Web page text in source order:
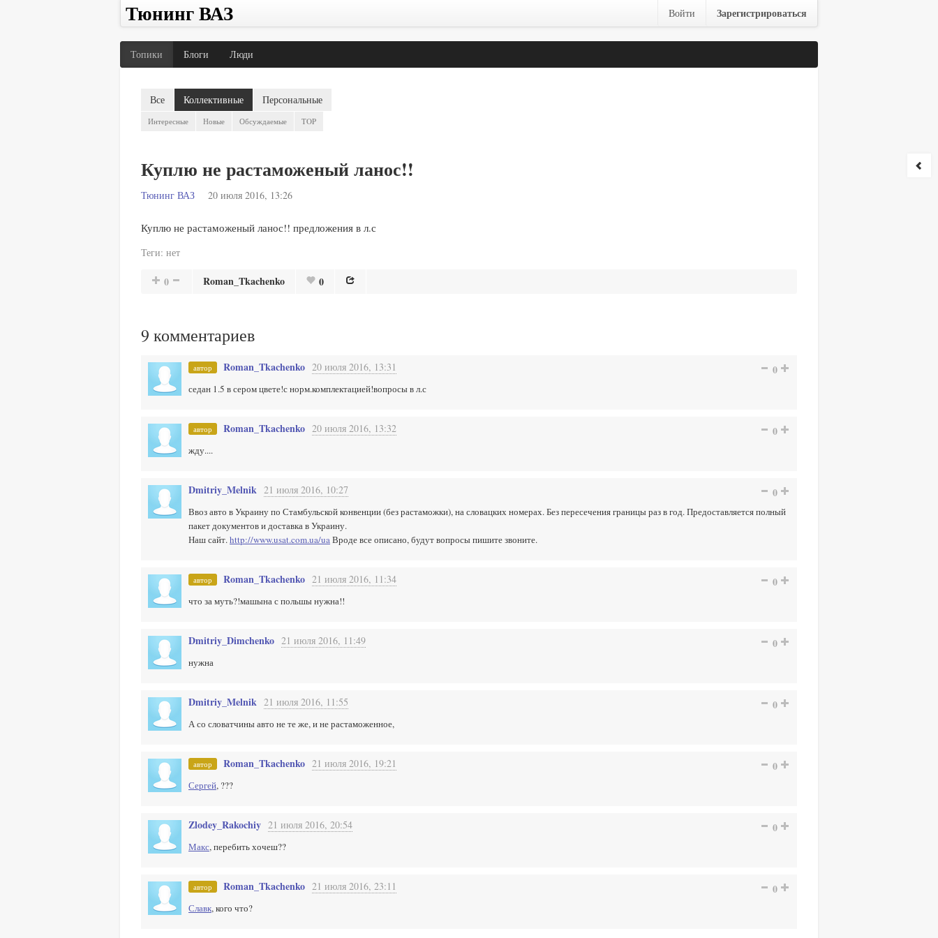
Тюнинг ВАЗ Войти Зарегистрироваться
Топики Блоги Люди
Все Коллективные Персональные
Интересные Новые Обсуждаемые TOP
Куплю не растаможеный ланос!!
Тюнинг ВАЗ 20 июля 2016, 13:26
Куплю не растаможеный ланос!! предложения в л.с
Теги: нет
0 Roman_Tkachenko 0
9 комментариев
автор Roman_Tkachenko 20 июля 2016, 13:31 0
седан 1.5 в сером цвете!с норм.комплектацией!вопросы в л.с
автор Roman_Tkachenko 20 июля 2016, 13:32 0
жду....
Dmitriy_Melnik 21 июля 2016, 10:27 0
Ввоз авто в Украину по Стамбульской конвенции (без растаможки), на словацких номерах. Без пересечения границы раз в год. Предоставляется полный
пакет документов и доставка в Украину.
Наш сайт.http://www.usat.com.ua/uaВроде все описано, будут вопросы пишите звоните.
автор Roman_Tkachenko 21 июля 2016, 11:34 0
что за муть?!машына с польшы нужна!!
Dmitriy_Dimchenko 21 июля 2016, 11:49 0
нужна
Dmitriy_Melnik 21 июля 2016, 11:55 0
А со словатчины авто не те же, и не растаможенное,
автор Roman_Tkachenko 21 июля 2016, 19:21 0
Сергей, ???
Zlodey_Rakochiy 21 июля 2016, 20:54 0
Макс, перебить хочеш??
автор Roman_Tkachenko 21 июля 2016, 23:11 0
Славк, кого что?